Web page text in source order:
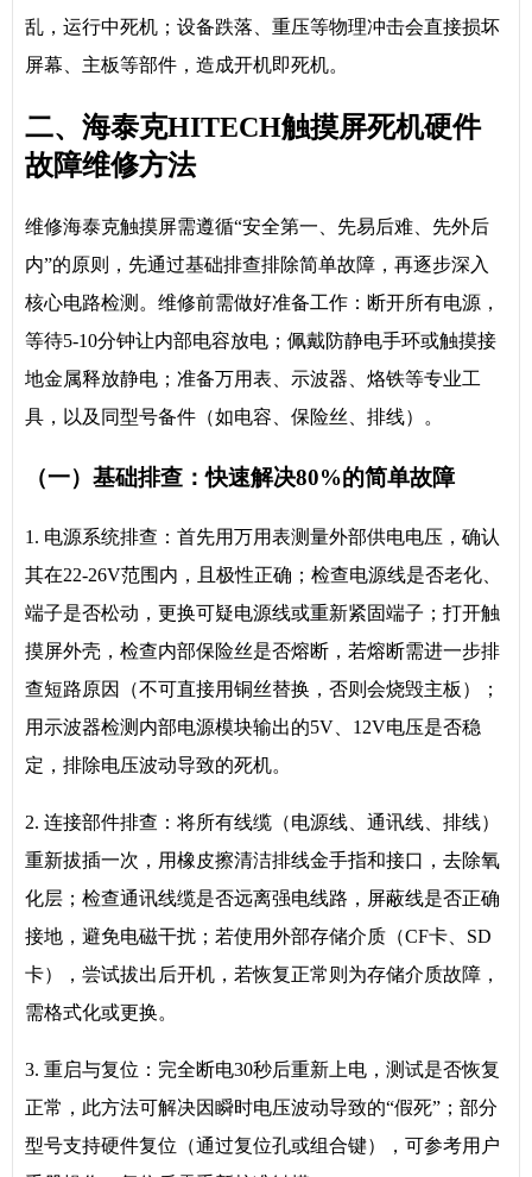
乱，运行中死机；设备跌落、重压等物理冲击会直接损坏
屏幕、主板等部件，造成开机即死机。
二、海泰克HITECH触摸屏死机硬件
故障维修方法
维修海泰克触摸屏需遵循“安全第一、先易后难、先外后
内”的原则，先通过基础排查排除简单故障，再逐步深入
核心电路检测。维修前需做好准备工作：断开所有电源，
等待5-10分钟让内部电容放电；佩戴防静电手环或触摸接
地金属释放静电；准备万用表、示波器、烙铁等专业工
具，以及同型号备件（如电容、保险丝、排线）。
（一）基础排查：快速解决80%的简单故障
1. 电源系统排查：首先用万用表测量外部供电电压，确认
其在22-26V范围内，且极性正确；检查电源线是否老化、
端子是否松动，更换可疑电源线或重新紧固端子；打开触
摸屏外壳，检查内部保险丝是否熔断，若熔断需进一步排
查短路原因（不可直接用铜丝替换，否则会烧毁主板）；
用示波器检测内部电源模块输出的5V、12V电压是否稳
定，排除电压波动导致的死机。
2. 连接部件排查：将所有线缆（电源线、通讯线、排线）
重新拔插一次，用橡皮擦清洁排线金手指和接口，去除氧
化层；检查通讯线缆是否远离强电线路，屏蔽线是否正确
接地，避免电磁干扰；若使用外部存储介质（CF卡、SD
卡），尝试拔出后开机，若恢复正常则为存储介质故障，
需格式化或更换。
3. 重启与复位：完全断电30秒后重新上电，测试是否恢复
正常，此方法可解决因瞬时电压波动导致的“假死”；部分
型号支持硬件复位（通过复位孔或组合键），可参考用户